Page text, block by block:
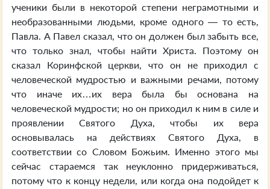
ученики были в некоторой степени неграмотными и
необразованными людьми, кроме одного — то есть,
Павла. А Павел сказал, что он должен был забыть все,
что только знал, чтобы найти Христа. Поэтому он
сказал Коринфской церкви, что он не приходил с
человеческой мудростью и важными речами, потому
что иначе их…их вера была бы основана на
человеческой мудрости; но он приходил к ним в силе и
проявлении Святого Духа, чтобы их вера
основывалась на действиях Святого Духа, в
соответствии со Словом Божьим. Именно этого мы
сейчас стараемся так неуклонно придерживаться,
потому что к концу недели, или когда она подойдет к